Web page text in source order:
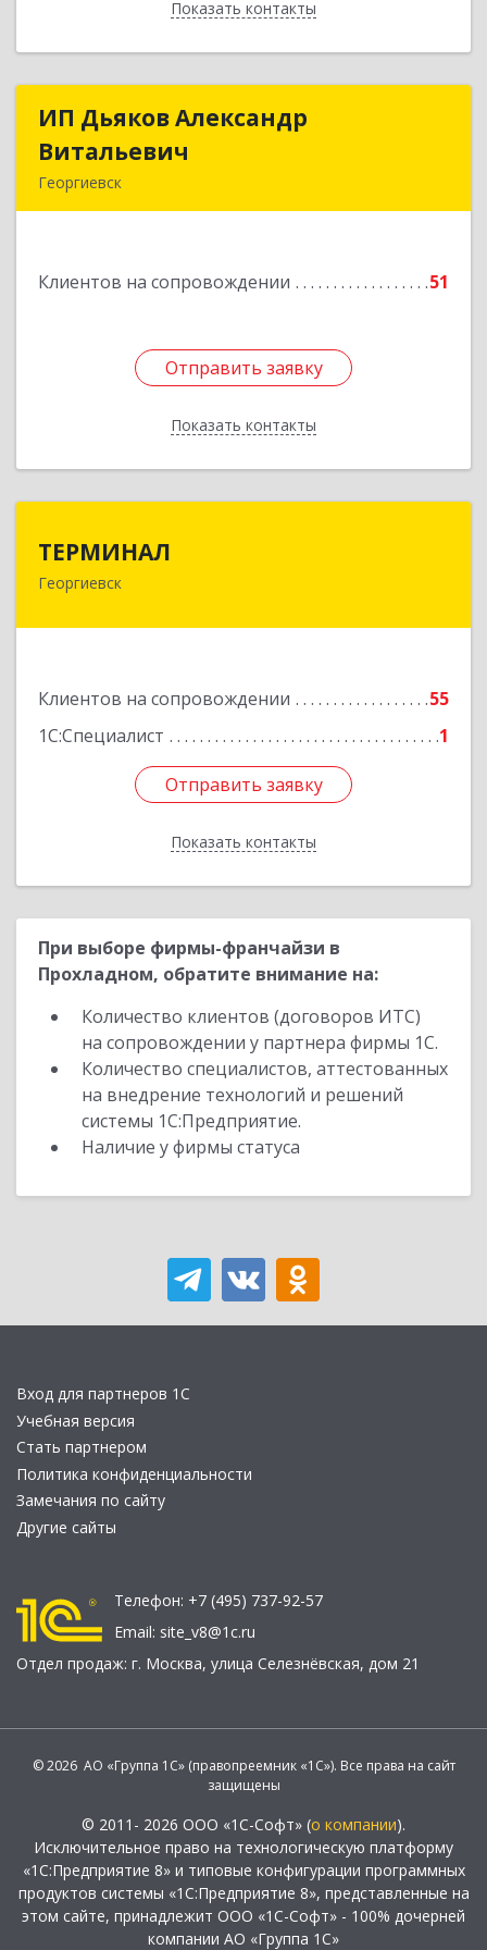
Показать контакты
Назад
ИП Дьяков Александр
Витальевич
Георгиевск
Клиентов на сопровождении 51
Отправить заявку
Показать контакты
ИП Дьяков Александр
Отправить заявку
Назад
ТЕРМИНАЛ
Георгиевск
Клиентов на сопровождении
55
1С:Специалист
1
Отправить заявку
Показать контакты
357820, Ставропольский край, Георгиевск г,
Отправить заявку
Назад
При выборе фирмы-франчайзи в
Прохладном, обратите внимание на:
Количество клиентов (договоров ИТС)
на сопровождении у партнера фирмы 1С.
Количество специалистов, аттестованных
на внедрение технологий и решений
системы 1С:Предприятие.
Наличие у фирмы статуса
Вход для партнеров 1С
Учебная версия
Стать партнером
Политика конфиденциальности
Замечания по сайту
Другие сайты
Телефон: +7 (495) 737-92-57
Email: site_v8@1c.ru
Отдел продаж: г. Москва, улица Селезнёвская, дом 21
© 2026 АО «Группа 1С» (правопреемник «1С»). Все права на сайт
защищены
© 2011- 2026 ООО «1С-Софт» (о компании).
Исключительное право на технологическую платформу
«1С:Предприятие 8» и типовые конфигурации программных
продуктов системы «1С:Предприятие 8», представленные на
этом сайте, принадлежит ООО «1С-Софт» - 100% дочерней
компании АО «Группа 1С»